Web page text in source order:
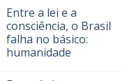
Entre a lei e a
consciência, o Brasil
falha no básico:
humanidade